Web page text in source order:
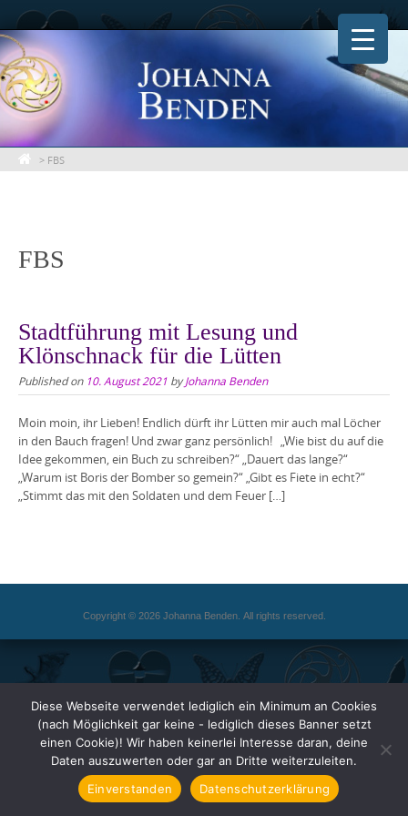
Skip
to
content
> FBS
FBS
Stadtführung mit Lesung und
Klönschnack für die Lütten
Published on 10. August 2021 byJohanna Benden
Moin moin, ihr Lieben! Endlich dürft ihr Lütten mir auch mal Löcher
in den Bauch fragen! Und zwar ganz persönlich! „Wie bist du auf die
Idee gekommen, ein Buch zu schreiben?“ „Dauert das lange?“
„Warum ist Boris der Bomber so gemein?“ „Gibt es Fiete in echt?“
„Stimmt das mit den Soldaten und dem Feuer […]
Copyright © 2026 Johanna Benden. All rights reserved.
Diese Webseite verwendet lediglich ein Minimum an Cookies
(nach Möglichkeit gar keine - lediglich dieses Banner setzt
einen Cookie)! Wir haben keinerlei Interesse daran, deine
Daten auszuwerten oder gar an Dritte weiterzuleiten.
Einverstanden
Datenschutzerklärung